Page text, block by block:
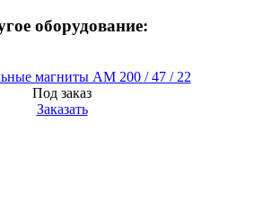
оборудование:
магниты AM 200 / 47 / 22
Под заказ
Заказать